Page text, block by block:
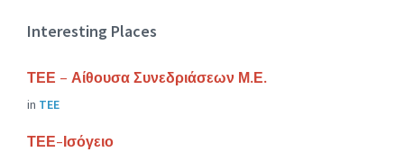
Interesting Places
ΤΕΕ – Αίθουσα Συνεδριάσεων Μ.Ε.
in ΤΕΕ
ΤΕΕ-Ισόγειο